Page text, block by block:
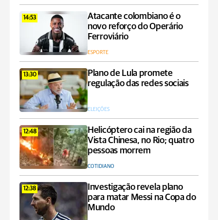
14:53
Atacante colombiano é o
novo reforço do Operário
Ferroviário
ESPORTE
13:30
Plano de Lula promete
regulação das redes sociais
ELEIÇÕES
12:48
Helicóptero cai na região da
Vista Chinesa, no Rio; quatro
pessoas morrem
COTIDIANO
12:38
Investigação revela plano
para matar Messi na Copa do
Mundo